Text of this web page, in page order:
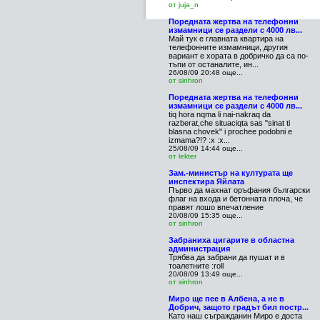
от juja_n
Поредната жертва на телефонни
измамници се раздели с 4000 лв...
Май тук е главната квартира на
телефонните измамници, другия
вариант е хората в добричко да са по-
тъпи от останалите, ин...
26/08/09 20:48 още...
от sinhron
Поредната жертва на телефонни
измамници се раздели с 4000 лв...
tiq hora nqma li nai-nakraq da
razberat,che situaciqta sas "sinat ti
blasna chovek" i prochee podobni e
izmama?!? :x :x...
25/08/09 14:44 още...
от lekter
Зам.-министър на културата ще
инспектира Яйлата
Първо да махнат оръфания български
флаг на входа и бетонната плоча, че
правят лошо впечатление
20/08/09 15:35 още...
от sinhron
Забраниха цигарите в областна
администрация
Трябва да забрани да пушат и в
тоалетните :roll
20/08/09 13:49 още...
от sinhron
Миро ще пее в Албена, а не в
Добрич, защото градът бил постр...
Като наш съгражданин Миро е доста